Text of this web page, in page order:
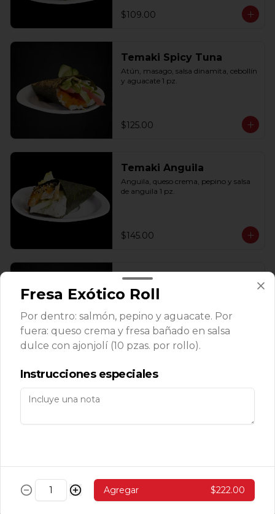
$109.00
Temaki Spicy Tuna
Atún, masago, salsa dinamita, cebollín
y aguacate 1 pz.
$125.00
Temaki Anguila
Anguila, queso crema, pepino y salsa
de anguila 1 pz.
$145.00
Temaki Roca
Camarones roca, aguacate, masago y
queso enchipotlado 1 pz.
$143.00
Makis
Avocado Cucumber Roll
$139.00
Fresa Exótico Roll
Por dentro: salmón, pepino y aguacate. Por
fuera: queso crema y fresa bañado en salsa
dulce con ajonjolí (10 pzas. por rollo).
Instrucciones especiales
Agregar $222.00